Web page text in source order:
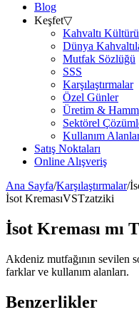
Blog
Keşfet▽
Kahvaltı Kültürü
Dünya
Mutfak Sözlüğü
SSS
Karşılaştırmalar
Özel Günler
Üretim &
Sektörel
Kullanım
Satış Noktaları
Online Alışveriş
Ana Sayfa/Karşılaştırmalar/
İsot KremasıVSTzatziki
İsot Kreması mı
Akdeniz mutfağının sevilen
farklar ve kullanım alanları.
Benzerlikler